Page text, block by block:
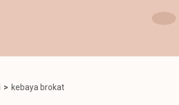
> kebaya brokat